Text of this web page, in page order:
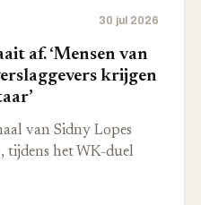
30 jul 2026
af. ‘Mensen van
krijgen
van Sidny Lopes
tijdens het WK-duel